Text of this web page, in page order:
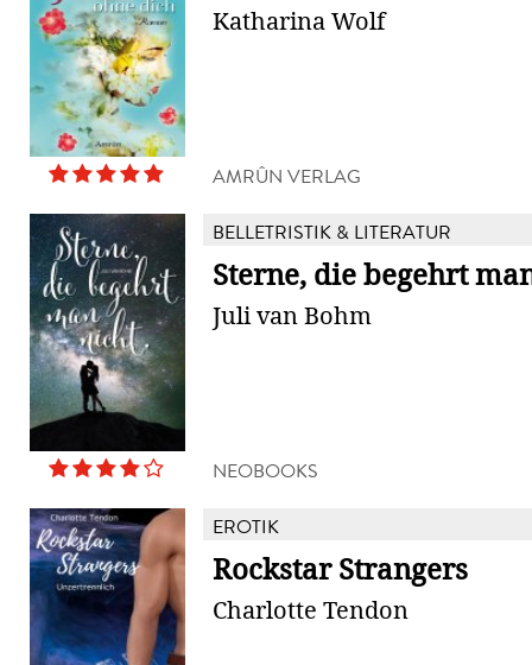
Katharina Wolf
AMRÛN VERLAG
BELLETRISTIK & LITERATUR
Sterne, die begehrt
Juli van Bohm
NEOBOOKS
EROTIK
Rockstar Strangers
Charlotte Tendon